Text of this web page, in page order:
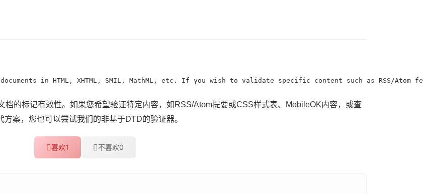
in HTML, XHTML, SMIL, MathML, etc. If you wish to validate specific content such as
档的标记有效性。如果您希望验证特定内容，如RSS/Atom提要或CSS样式表、MobileOK内容，或查
方案，您也可以尝试我们的非基于DTD的验证器。
喜欢1 不喜欢0